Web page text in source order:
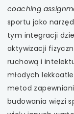
coaching
sportu jako
tym integracji
aktywizacji
ruchową i
młodych
metod
budowania więzi